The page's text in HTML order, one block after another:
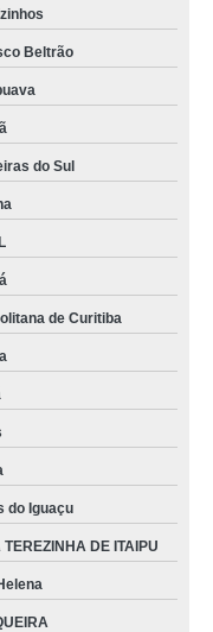
Beltrão
do Sul
de Curitiba
do Iguaçu
TEREZINHA DE ITAIPU